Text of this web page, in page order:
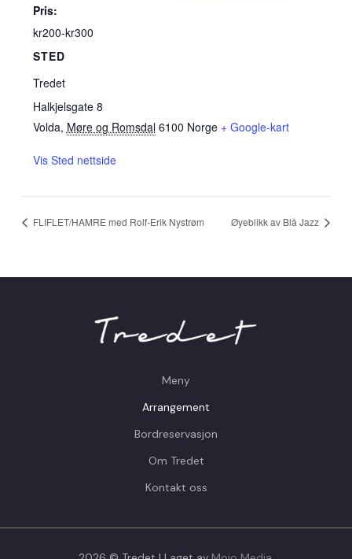
Pris:
kr200-kr300
STED
Tredet
Halkjelsgate 8
Volda, Møre og Romsdal 6100 Norge + Google-kart
Vis Sted nettside
FLIFLET/HAMRE med Rolf-Erik Nystrøm Øyeblikk av Blå Jazz
Meny
Arrangement
Bordreservasjon
Om Tredet
Kontakt oss